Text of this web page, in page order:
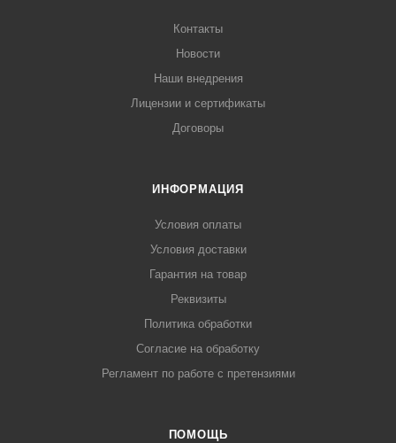
Контакты
Новости
Наши внедрения
Лицензии и сертификаты
Договоры
ИНФОРМАЦИЯ
Условия оплаты
Условия доставки
Гарантия на товар
Реквизиты
Политика обработки
Согласие на обработку
Регламент по работе с претензиями
ПОМОЩЬ